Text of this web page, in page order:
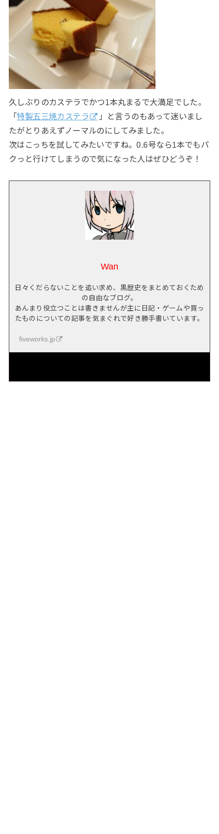
久しぶりのカステラでかつ1本丸まるで大満足でした。
「特製五三焼カステラ
」と言うのもあって迷いまし
たがとりあえずノーマルのにしてみました。
次はこっちを試してみたいですね。0.6号なら1本でもパ
クっと行けてしまうので気になった人はぜひどうぞ！
Wan
日々くだらないことを追い求め、黒歴史をまとめておくため
の自由なブログ。
あんまり役立つことは書きませんが主に日記・ゲームや買っ
たものについての記事を気まぐれで好き勝手書いています。
fiveworks.jp